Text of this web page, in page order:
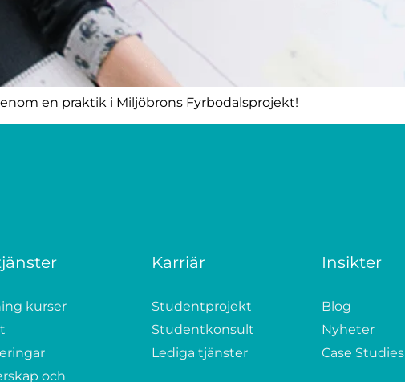
en praktik i Miljöbrons Fyrbodalsprojekt!
kurser
och
Karriär
Studentprojekt
Studentkonsult
Lediga tjänster
Insikter
Blog
Nyheter
Case Studies